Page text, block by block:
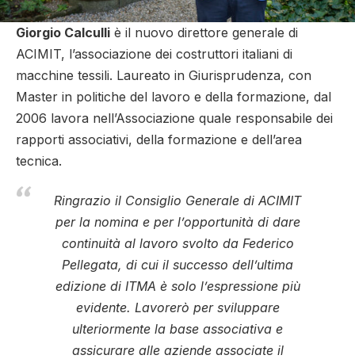
Giorgio Calculli è il nuovo direttore generale di
ACIMIT, l’associazione dei costruttori italiani di
macchine tessili. Laureato in Giurisprudenza, con
Master in politiche del lavoro e della formazione, dal
2006 lavora nell’Associazione quale responsabile dei
rapporti associativi, della formazione e dell’area
tecnica.
Ringrazio il Consiglio Generale di ACIMIT
per la nomina e per l’opportunità di dare
continuità al lavoro svolto da Federico
Pellegata, di cui il successo dell’ultima
edizione di ITMA è solo l’espressione più
evidente. Lavorerò per sviluppare
ulteriormente la base associativa e
assicurare alle aziende associate il